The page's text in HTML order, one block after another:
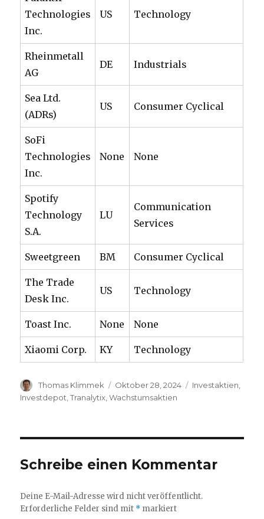
Technologies
Inc.
US Technology
Rheinmetall
AG
DE Industrials
Sea Ltd.
(ADRs)
US Consumer Cyclical
SoFi
Technologies
Inc.
None None
Spotify
Technology
S.A.
LU
Communication
Services
Sweetgreen BM Consumer Cyclical
The Trade
Desk Inc.
US Technology
Toast Inc. None None
Xiaomi Corp. KY Technology
Autor
Thomas Klimmek
Veröffentlicht
am
Oktober 28, 2024 Kategorien
Investaktien,
Investdepot,Tranalytix,Wachstumsaktien
Schreibe einen Kommentar
Deine E-Mail-Adresse wird nicht veröffentlicht.
Erforderliche Felder sind mit * markiert